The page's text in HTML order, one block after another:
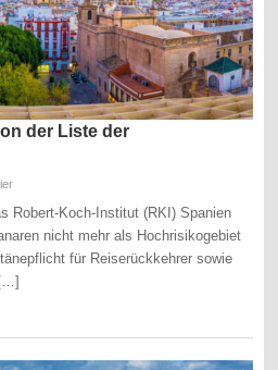
der Liste der
Robert-Koch-Institut (RKI) Spanien
nicht mehr als Hochrisikogebiet
für Reiserückkehrer sowie